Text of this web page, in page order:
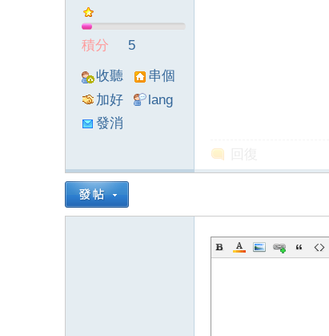
聯
積分 5
收聽
TA
串個
門
加好
友
lang
發消